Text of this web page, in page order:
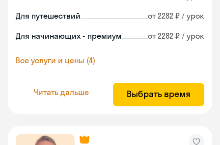
Для путешествий от 2282 ₽ / урок
Для начинающих - премиум от 2282 ₽ / урок
Все услуги и цены (4)
Читать дальше Выбрать время